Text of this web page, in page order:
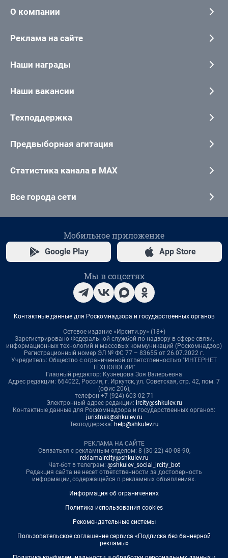
О компании
Реклама на сайте
Наши награды
Наши вакансии
Техподдержка
Предвыборная агитация
Статистика канала в MAX
Все города сети
Мобильное приложение
Google Play App Store
Мы в соцсетях
Контактные данные для Роскомнадзора и государственных органов
Сетевое издание «Ирсити.ру» (18+)
Зарегистрировано Федеральной службой по надзору в сфере связи,
информационных технологий и массовых коммуникаций (Роскомнадзор)
Регистрационный номер ЭЛ № ФС 77 – 83655 от 26.07.2022 г.
Учредитель: Общество с ограниченной ответственностью "ИНТЕРНЕТ
ТЕХНОЛОГИИ"
Главный редактор: Кузнецова Зоя Валерьевна
Адрес редакции: 664022, Россия, г. Иркутск, ул. Советская, стр. 42, пом. 7
(офис 206),
телефон +7 (924) 603 02 71
Электронный адрес редакции: ircity@shkulev.ru
Контактные данные для Роскомнадзора и государственных органов:
juristnsk@shkulev.ru
Техподдержка: help@shkulev.ru
РЕКЛАМА НА САЙТЕ
Связаться с рекламным отделом: 8 (30-22) 40-08-90,
reklamaircity@shkulev.ru
Чат-бот в телеграм: @shkulev_social_ircity_bot
Редакция сайта не несет ответственности за достоверность
информации, содержащейся в рекламных объявлениях.
Информация об ограничениях
Политика использования cookies
Рекомендательные системы
Пользовательское соглашение сервиса «Подписка без баннерной
рекламы»